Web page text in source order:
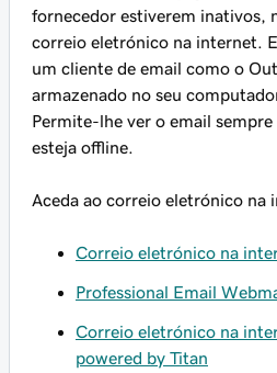
fornecedor estiverem inativos,
correio eletrónico na internet.
um cliente de email como o
armazenado no seu
Permite-lhe ver o email
esteja offline.
Aceda ao correio eletrónico na
Correio eletrónico na
Professional Email
Correio eletrónico na
powered by Titan